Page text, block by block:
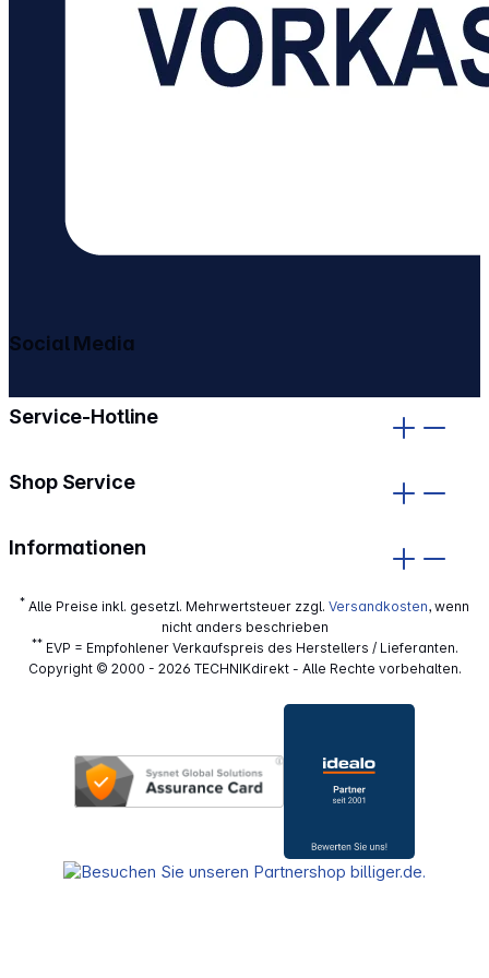
Service-Hotline
Shop Service
Informationen
Social Media
* Alle Preise inkl. gesetzl. Mehrwertsteuer zzgl. Versandkosten, wenn
nicht anders beschrieben
**EVP = Empfohlener Verkaufspreis des Herstellers / Lieferanten.
Copyright © 2000 - 2026 TECHNIKdirekt - Alle Rechte vorbehalten.